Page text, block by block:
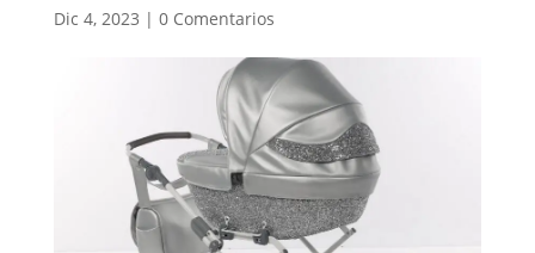
Dic 4, 2023 | 0 Comentarios